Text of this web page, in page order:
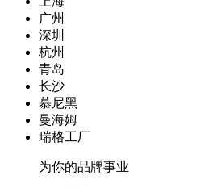
广州
深圳
杭州
青岛
长沙
慕尼黑
曼海姆
瑞格工厂
为你的品牌事业